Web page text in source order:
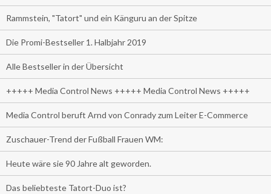
Rammstein, "Tatort" und ein Känguru an der Spitze
Die Promi-Bestseller 1. Halbjahr 2019
Alle Bestseller in der Übersicht
+++++ Media Control News +++++ Media Control News +++++
Media Control beruft Arnd von Conrady zum Leiter E-Commerce
Zuschauer-Trend der Fußball Frauen WM:
Heute wäre sie 90 Jahre alt geworden.
Das beliebteste Tatort-Duo ist?